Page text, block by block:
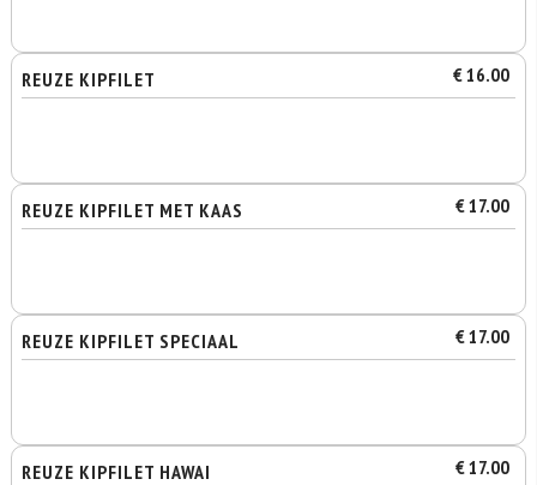
REUZE KIPFILET € 16.00
REUZE KIPFILET MET KAAS € 17.00
REUZE KIPFILET SPECIAAL € 17.00
REUZE KIPFILET HAWAI € 17.00